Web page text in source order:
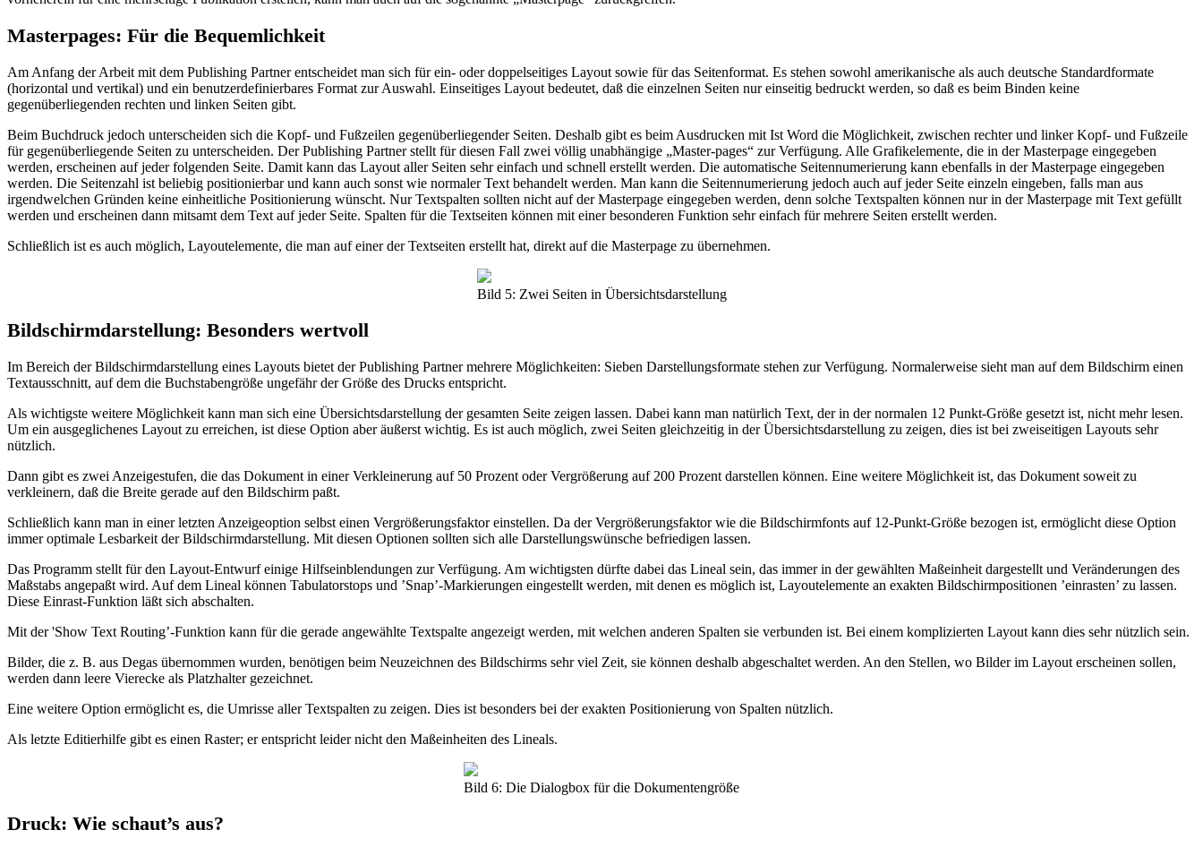
Masterpages: Für die Bequemlichkeit
Am Anfang der Arbeit mit dem Publishing Partner entscheidet man sich für ein- oder doppelseitiges Layout sowie für das Seitenformat. Es stehen sowohl amerikanische als auch deutsche Standardformate
(horizontal und vertikal) und ein benutzerdefinierbares Format zur Auswahl. Einseitiges Layout bedeutet, daß die einzelnen Seiten nur einseitig bedruckt werden, so daß es beim Binden keine
gegenüberliegenden rechten und linken Seiten gibt.
Beim Buchdruck jedoch unterscheiden sich die Kopf- und Fußzeilen gegenüberliegender Seiten. Deshalb gibt es beim Ausdrucken mit Ist Word die Möglichkeit, zwischen rechter und linker Kopf- und Fußzeile
für gegenüberliegende Seiten zu unterscheiden. Der Publishing Partner stellt für diesen Fall zwei völlig unabhängige „Master-pages“ zur Verfügung. Alle Grafikelemente, die in der Masterpage eingegeben
werden, erscheinen auf jeder folgenden Seite. Damit kann das Layout aller Seiten sehr einfach und schnell erstellt werden. Die automatische Seitennumerierung kann ebenfalls in der Masterpage eingegeben
werden. Die Seitenzahl ist beliebig positionierbar und kann auch sonst wie normaler Text behandelt werden. Man kann die Seitennumerierung jedoch auch auf jeder Seite einzeln eingeben, falls man aus
irgendwelchen Gründen keine einheitliche Positionierung wünscht. Nur Textspalten sollten nicht auf der Masterpage eingegeben werden, denn solche Textspalten können nur in der Masterpage mit Text gefüllt
werden und erscheinen dann mitsamt dem Text auf jeder Seite. Spalten für die Textseiten können mit einer besonderen Funktion sehr einfach für mehrere Seiten erstellt werden.
Schließlich ist es auch möglich, Layoutelemente, die man auf einer der Textseiten erstellt hat, direkt auf die Masterpage zu übernehmen.
Bild 5: Zwei Seiten in Übersichtsdarstellung
Bildschirmdarstellung: Besonders wertvoll
Im Bereich der Bildschirmdarstellung eines Layouts bietet der Publishing Partner mehrere Möglichkeiten: Sieben Darstellungsformate stehen zur Verfügung. Normalerweise sieht man auf dem Bildschirm einen
Textausschnitt, auf dem die Buchstabengröße ungefähr der Größe des Drucks entspricht.
Als wichtigste weitere Möglichkeit kann man sich eine Übersichtsdarstellung der gesamten Seite zeigen lassen. Dabei kann man natürlich Text, der in der normalen 12 Punkt-Größe gesetzt ist, nicht mehr lesen.
Um ein ausgeglichenes Layout zu erreichen, ist diese Option aber äußerst wichtig. Es ist auch möglich, zwei Seiten gleichzeitig in der Übersichtsdarstellung zu zeigen, dies ist bei zweiseitigen Layouts sehr
nützlich.
Dann gibt es zwei Anzeigestufen, die das Dokument in einer Verkleinerung auf 50 Prozent oder Vergrößerung auf 200 Prozent darstellen können. Eine weitere Möglichkeit ist, das Dokument soweit zu
verkleinern, daß die Breite gerade auf den Bildschirm paßt.
Schließlich kann man in einer letzten Anzeigeoption selbst einen Vergrößerungsfaktor einstellen. Da der Vergrößerungsfaktor wie die Bildschirmfonts auf 12-Punkt-Größe bezogen ist, ermöglicht diese Option
immer optimale Lesbarkeit der Bildschirmdarstellung. Mit diesen Optionen sollten sich alle Darstellungswünsche befriedigen lassen.
Das Programm stellt für den Layout-Entwurf einige Hilfseinblendungen zur Verfügung. Am wichtigsten dürfte dabei das Lineal sein, das immer in der gewählten Maßeinheit dargestellt und Veränderungen des
Maßstabs angepaßt wird. Auf dem Lineal können Tabulatorstops und ’Snap’-Markierungen eingestellt werden, mit denen es möglich ist, Layoutelemente an exakten Bildschirmpositionen ’einrasten’ zu lassen.
Diese Einrast-Funktion läßt sich abschalten.
Mit der 'Show Text Routing’-Funktion kann für die gerade angewählte Textspalte angezeigt werden, mit welchen anderen Spalten sie verbunden ist. Bei einem komplizierten Layout kann dies sehr nützlich sein.
Bilder, die z. B. aus Degas übernommen wurden, benötigen beim Neuzeichnen des Bildschirms sehr viel Zeit, sie können deshalb abgeschaltet werden. An den Stellen, wo Bilder im Layout erscheinen sollen,
werden dann leere Vierecke als Platzhalter gezeichnet.
Eine weitere Option ermöglicht es, die Umrisse aller Textspalten zu zeigen. Dies ist besonders bei der exakten Positionierung von Spalten nützlich.
Als letzte Editierhilfe gibt es einen Raster; er entspricht leider nicht den Maßeinheiten des Lineals.
Bild 6: Die Dialogbox für die Dokumentengröße
Druck: Wie schaut’s aus?